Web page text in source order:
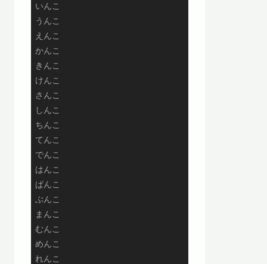
いんこ
うんこ
えんこ
かんこ
きんこ
けんこ
さんこ
しんこ
ちんこ
てんこ
でんこ
はんこ
ぱんこ
ぶんこ
まんこ
むんこ
めんこ
れんこ